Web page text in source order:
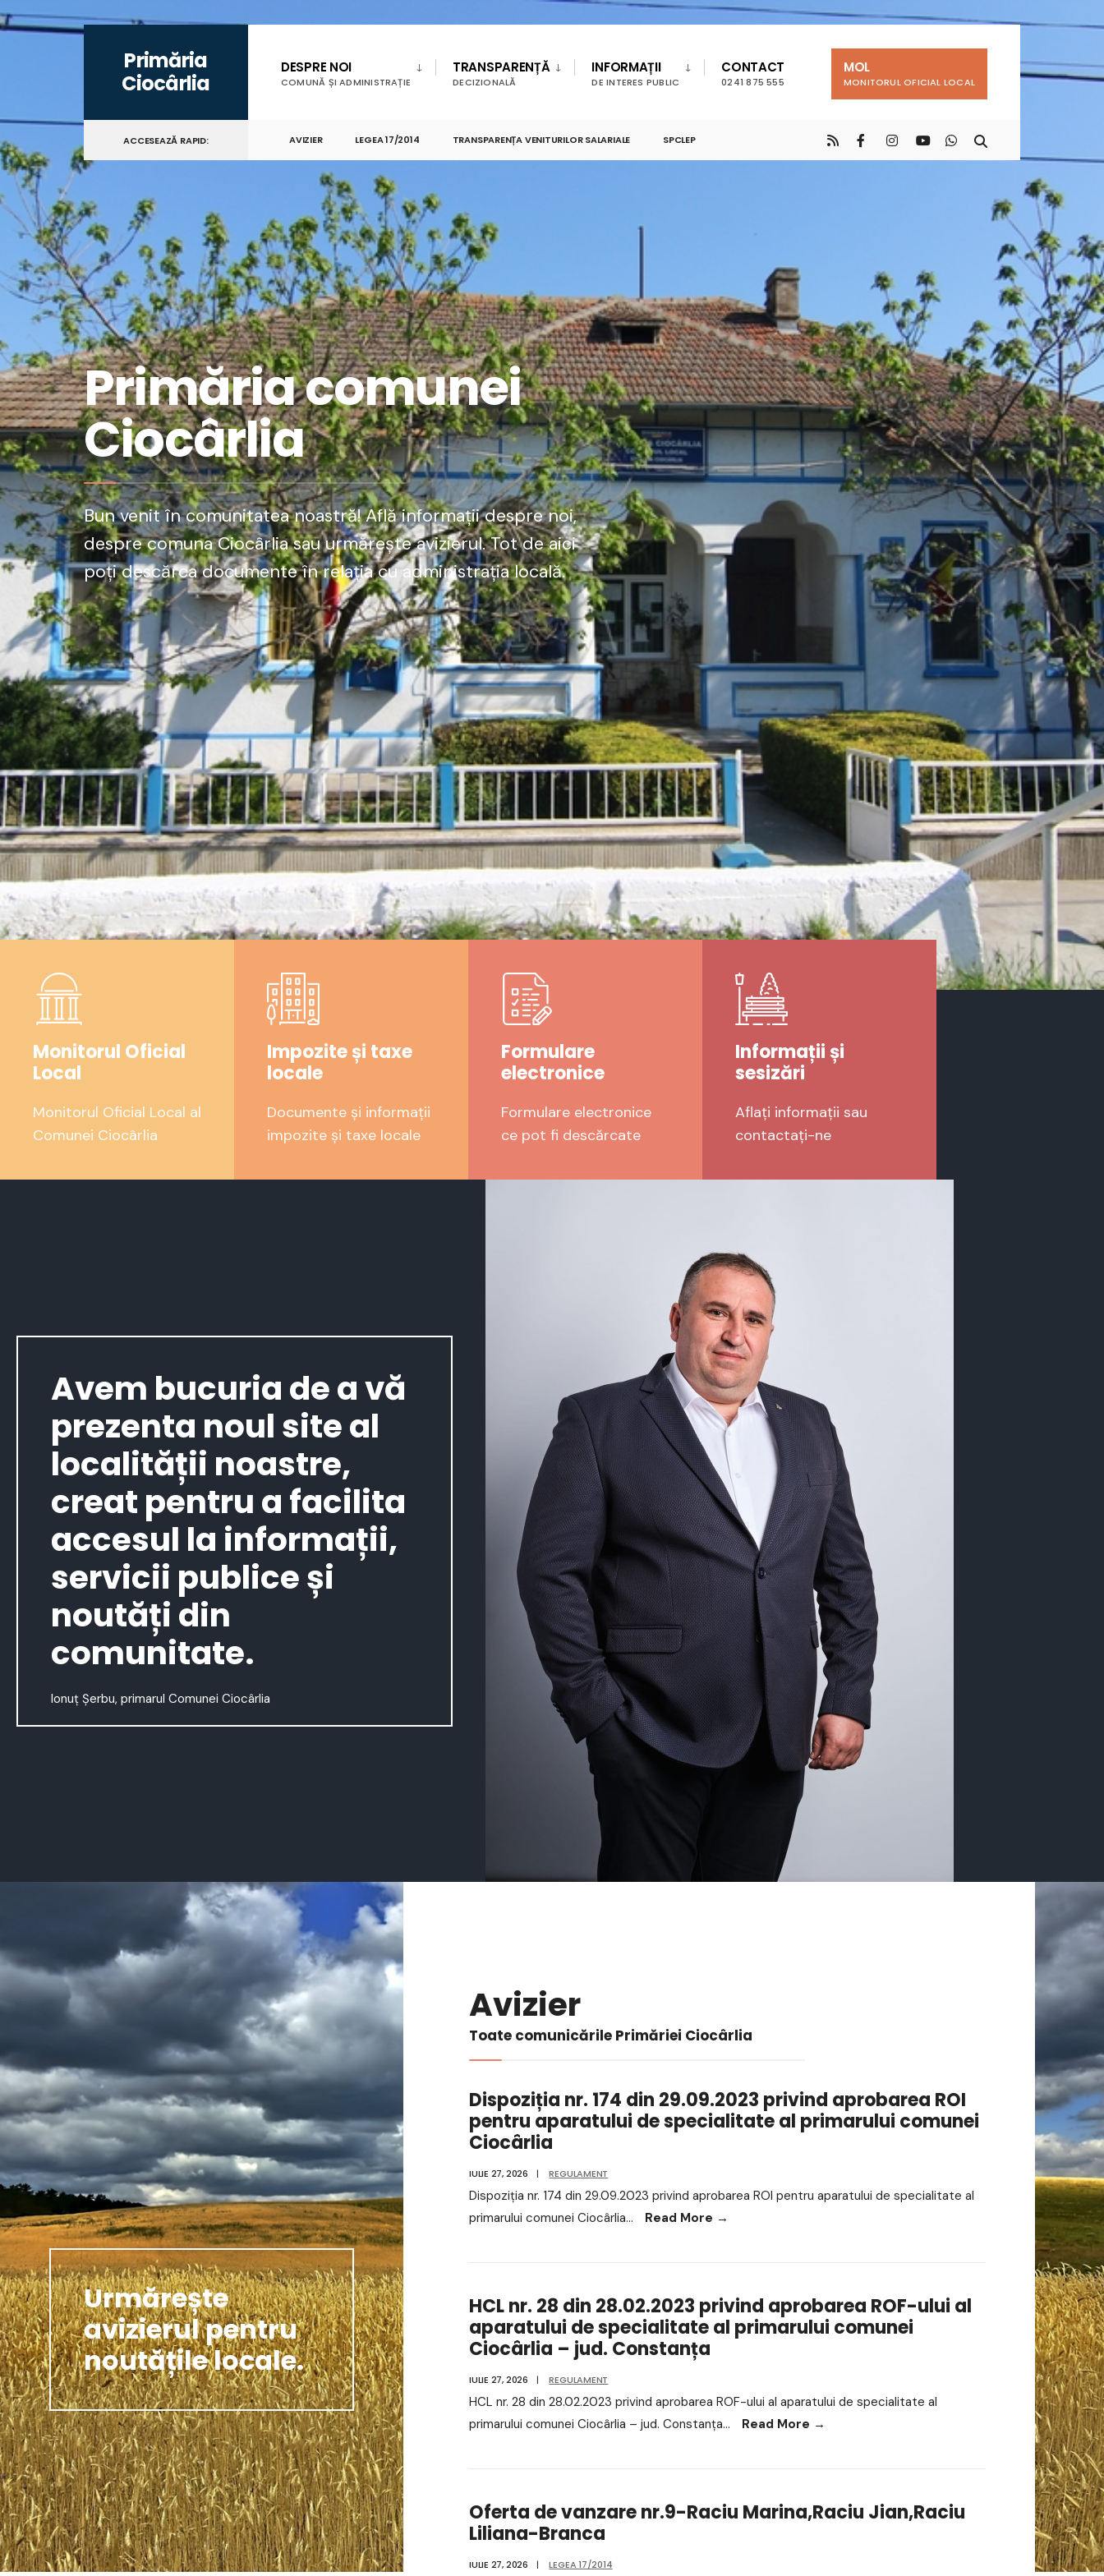
Primăria
Ciocârlia
DESPRE NOI
COMUNĂ ȘI ADMINISTRAȚIE
TRANSPARENȚĂ
DECIZIONALĂ
INFORMAȚII
DE INTERES PUBLIC
CONTACT
0241 875 555
MOL
MONITORUL OFICIAL LOCAL
ACCESEAZĂ RAPID: AVIZIER LEGEA 17/2014 TRANSPARENȚA VENITURILOR SALARIALE SPCLEP
Primăria comunei
Ciocârlia
Bun venit în comunitatea noastră! Află informații despre noi,
despre comuna Ciocârlia sau urmărește avizierul. Tot de aici
poți descărca documente în relația cu administrația locală.
Monitorul Oficial
Local
Monitorul Oficial Local al
Comunei Ciocârlia
Impozite și taxe
locale
Documente și informații
impozite și taxe locale
Formulare
electronice
Formulare electronice
ce pot fi descărcate
Informații și
sesizări
Aflați informații sau
contactați-ne
Avem bucuria de a vă
prezenta noul site al
localității noastre,
creat pentru a facilita
accesul la informații,
servicii publice și
noutăți din
comunitate.
Ionuț Șerbu, primarul Comunei Ciocârlia
Urmărește
avizierul pentru
noutățile locale.
Avizier
Toate comunicările Primăriei Ciocârlia
Dispoziția nr. 174 din 29.09.2023 privind aprobarea ROI
pentru aparatului de specialitate al primarului comunei
Ciocârlia
IULIE 27, 2026 | REGULAMENT
Dispoziția nr. 174 din 29.09.2023 privind aprobarea ROI pentru aparatului de specialitate al
primarului comunei Ciocârlia... Read More →
HCL nr. 28 din 28.02.2023 privind aprobarea ROF-ului al
aparatului de specialitate al primarului comunei
Ciocârlia – jud. Constanța
IULIE 27, 2026 | REGULAMENT
HCL nr. 28 din 28.02.2023 privind aprobarea ROF-ului al aparatului de specialitate al
primarului comunei Ciocârlia – jud. Constanța... Read More →
Oferta de vanzare nr.9-Raciu Marina,Raciu Jian,Raciu
Liliana-Branca
IULIE 27, 2026 | LEGEA 17/2014